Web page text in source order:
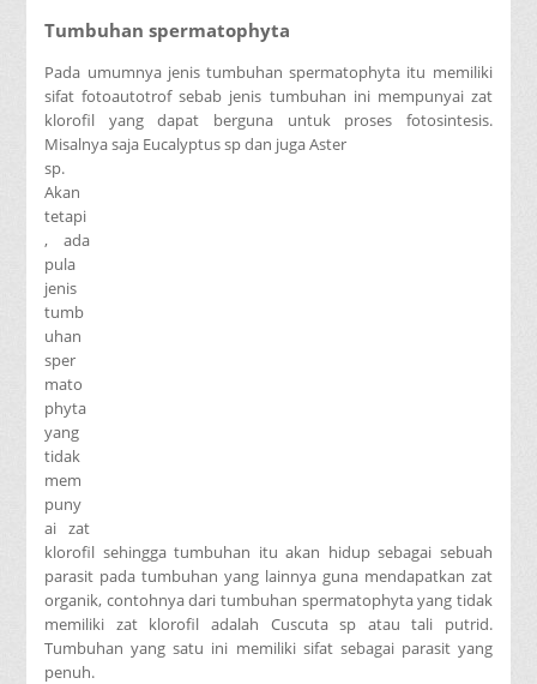
Tumbuhan spermatophyta
Pada umumnya jenis tumbuhan spermatophyta itu memiliki
sifat fotoautotrof sebab jenis tumbuhan ini mempunyai zat
klorofil yang dapat berguna untuk proses fotosintesis.
Misalnya saja Eucalyptus sp dan juga Aster
sp.
Akan
tetapi
, ada
pula
jenis
tumb
uhan
sper
mato
phyta
yang
tidak
mem
puny
ai zat
klorofil sehingga tumbuhan itu akan hidup sebagai sebuah
parasit pada tumbuhan yang lainnya guna mendapatkan zat
organik, contohnya dari tumbuhan spermatophyta yang tidak
memiliki zat klorofil adalah Cuscuta sp atau tali putrid.
Tumbuhan yang satu ini memiliki sifat sebagai parasit yang
penuh.